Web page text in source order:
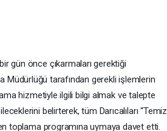
gün önce çıkarmaları gerektiği
Müdürlüğü tarafından gerekli işlemlerin
hizmetiyle ilgili bilgi almak ve talepte
belirterek, tüm Darıcalıları “Temiz
toplama programına uymaya davet etti.